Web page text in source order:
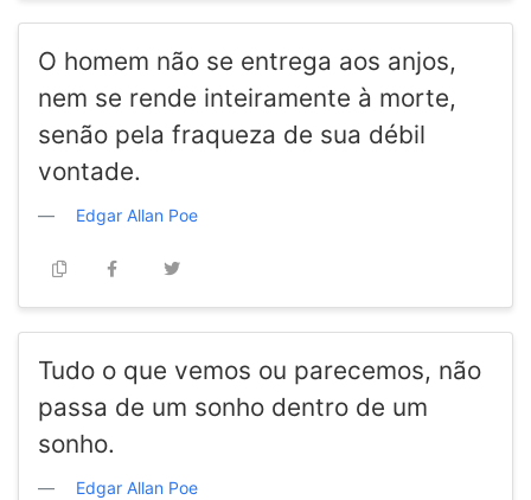
O homem não se entrega aos anjos,
nem se rende inteiramente à morte,
senão pela fraqueza de sua débil
vontade.
Edgar Allan Poe
Tudo o que vemos ou parecemos, não
passa de um sonho dentro de um
sonho.
Edgar Allan Poe